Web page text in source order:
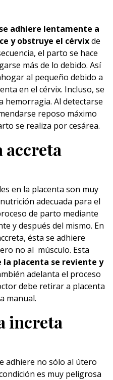
adhiere lentamente a
y obstruye el cérvixde
el parto se hace
más de lo debido. Así
al pequeño debido a
en el cérvix. Incluso, se
hemorragia. Al detectarse
reposo máximo
se realiza por cesárea.
accreta
en la placenta son muy
adecuada para el
de parto mediante
y después del mismo. En
ésta se adhiere
no al músculo. Esta
la placenta se reviente y
adelanta el proceso
debe retirar a placenta
manual.
increta
adhiere no sólo al útero
es muy peligrosa